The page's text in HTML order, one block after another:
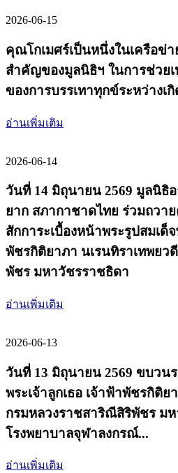
2026-06-15
คุณโกเมศร์เป็นหนึ่งในเครือข่
สำคัญของมูลนิธิฯ ในการช่วย
ของการบรรเทาทุกข์ระหว่างเ
อ่านเพิ่มเติม
2026-06-14
วันที่ 14 มิถุนายน 2569 มูลนิธิ
ยาก สภากาชาดไทย ร่วมถวา
สักการะเบื้องหน้าพระรูปสมเด็จ
พัชรกิติยาภา นเรนทิราเทพยว
พัชร มหาวัชรราชธิดา
อ่านเพิ่มเติม
2026-06-13
วันที่ 13 มิถุนายน 2569 ขบวน
พระเจ้าลูกเธอ เจ้าฟ้าพัชรกิติย
กรมหลวงราชสาริณีสิริพัชร ม
โรงพยาบาลจุฬาลงกรณ์...
อ่านเพิ่มเติม